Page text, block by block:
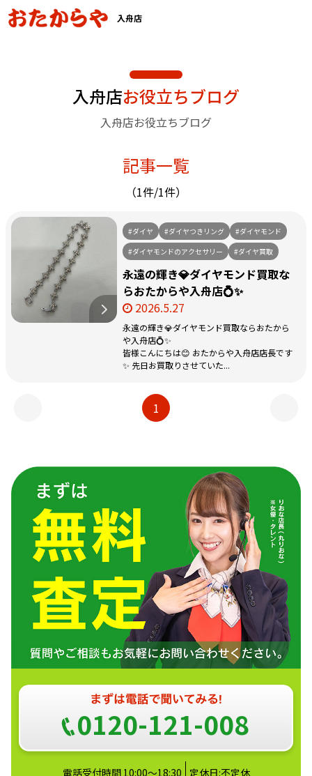
入舟店
入舟店お役立ちブログ
入舟店お役立ちブログ
記事一覧
（1件/1件）
#ダイヤ #ダイヤつきリング
#ダイヤモンド
#ダイヤモンドのアクセサリー
#ダイヤ買取
永遠の輝き💎ダイヤモンド買取な
らおたからや入舟店💍✨
2026.5.27
永遠の輝き💎ダイヤモンド買取ならおたから
や入舟店💍✨
皆様こんにちは😊 おたからや入舟店店長です
✨ 先日お買取りさせていた...
1
0120-121-008
電話受付時間 10:00～18:30 定休日:不定休